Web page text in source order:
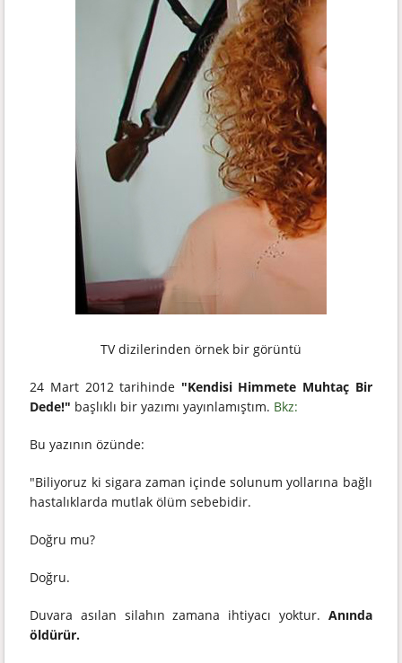
TV dizilerinden örnek bir görüntü
24 Mart 2012 tarihinde "Kendisi Himmete Muhtaç Bir
Dede!" başlıklı bir yazımı yayınlamıştım. Bkz:
Bu yazının özünde:
"Biliyoruz ki sigara zaman içinde solunum yollarına bağlı
hastalıklarda mutlak ölüm sebebidir.
Doğru mu?
Doğru.
Duvara asılan silahın zamana ihtiyacı yoktur. Anında
öldürür.